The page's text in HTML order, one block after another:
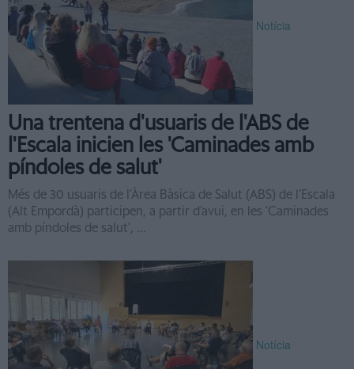
Notícia
Una trentena d'usuaris de l'ABS de
l'Escala inicien les 'Caminades amb
píndoles de salut'
Més de 30 usuaris de l’Àrea Bàsica de Salut (ABS) de l’Escala
(Alt Empordà) participen, a partir d’avui, en les ‘Caminades
amb píndoles de salut’, ...
Notícia